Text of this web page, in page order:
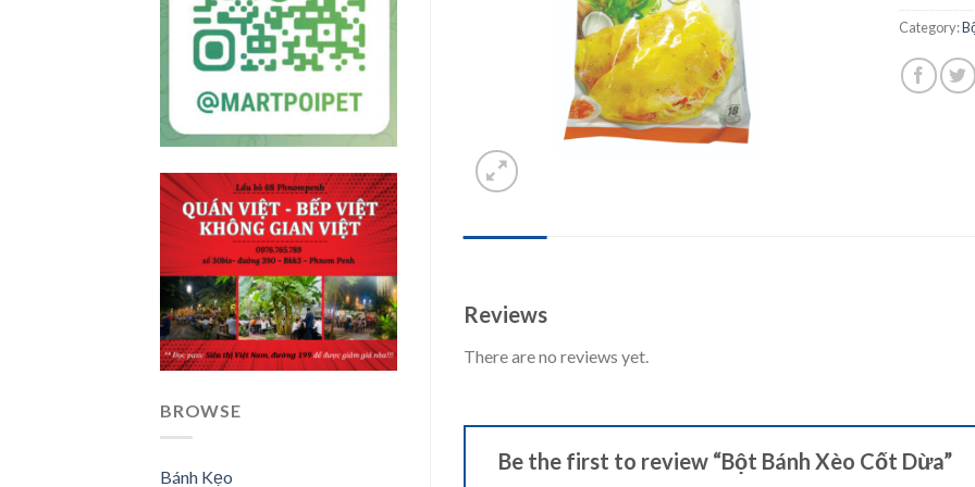
BROWSE
Bánh Kẹo
Category:
Reviews
There are no reviews yet.
Be the first to review “Bột Bánh Xèo Cốt Dừa”